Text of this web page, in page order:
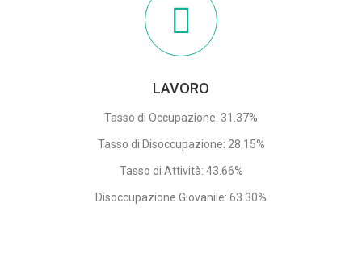
LAVORO
Tasso di Occupazione: 31.37%
Tasso di Disoccupazione: 28.15%
Tasso di Attività: 43.66%
Disoccupazione Giovanile: 63.30%